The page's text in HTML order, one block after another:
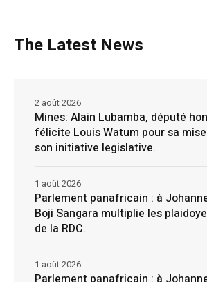
The Latest News
Mines: Alain Lubamba, député
félicite Louis Watum pour sa
son initiative legislative.
2 août 2026
Parlement panafricain : à
Boji Sangara multiplie les
de la RDC.
1 août 2026
1 août 2026